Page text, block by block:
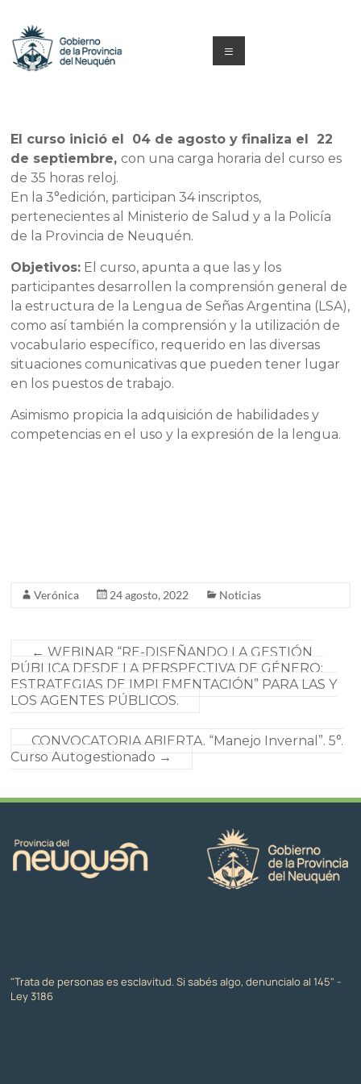
contenido
y
Formación
Neuquén
Menú
El curso inició el 04 de agosto y finaliza el 22
de septiembre, con una carga horaria del curso es
de 35 horas reloj.
En la 3°edición, participan 34 inscriptos,
pertenecientes al Ministerio de Salud y a la Policía
de la Provincia de Neuquén.
Objetivos: El curso, apunta a que las y los
participantes desarrollen la comprensión general de
la estructura de la Lengua de Señas Argentina (LSA),
como así también la comprensión y la utilización de
vocabulario específico, requerido en las diversas
situaciones comunicativas que pueden tener lugar
en los puestos de trabajo.
Asimismo propicia la adquisición de habilidades y
competencias en el uso y la expresión de la lengua.
Verónica 24 agosto, 2022 Noticias
← WEBINAR “RE-DISEÑANDO LA GESTIÓN
PÚBLICA DESDE LA PERSPECTIVA DE GÉNERO:
ESTRATEGIAS DE IMPLEMENTACIÓN” PARA LAS Y
LOS AGENTES PÚBLICOS.
CONVOCATORIA ABIERTA. “Manejo Invernal”. 5°.
Curso Autogestionado →
"Trata de personas es esclavitud. Si sabés algo, denuncialo al 145" -
Ley 3186